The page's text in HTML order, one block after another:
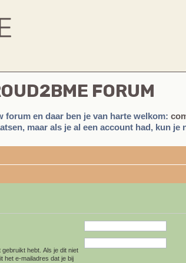
FORUM
forum en daar ben je van harte welkom:
maar als je al een account had, kun je
hebt. Als je dit niet
het e-mailadres dat je bij